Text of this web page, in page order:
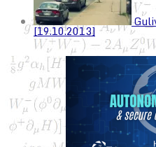
[19.10.2013]